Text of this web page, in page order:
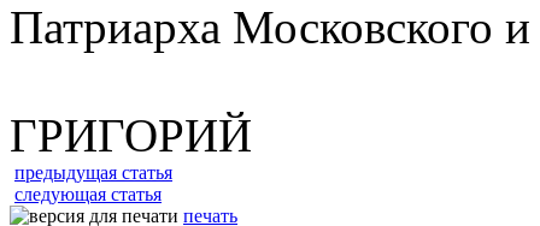
Патриарха Московского
ГРИГОРИЙ
предыдущая статья
следующая статья
печать